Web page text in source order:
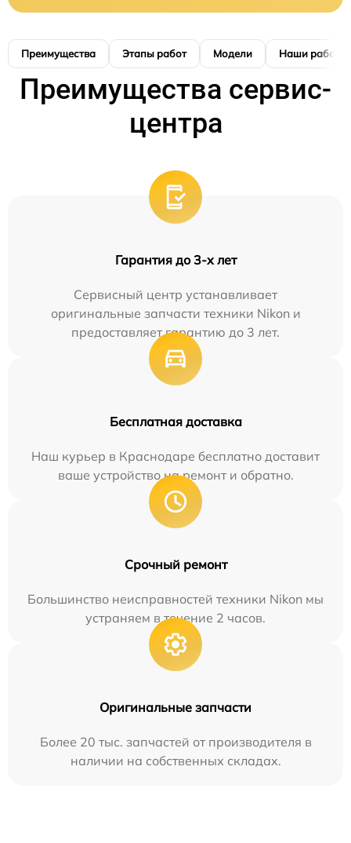
Преимущества Этапы работ Модели Наши работы
Преимущества сервис-
центра
Гарантия до 3-х лет
Сервисный центр устанавливает
оригинальные запчасти техники Nikon и
предоставляет гарантию до 3 лет.
Бесплатная доставка
Наш курьер в Краснодаре бесплатно доставит
ваше устройство на ремонт и обратно.
Срочный ремонт
Большинство неисправностей техники Nikon мы
устраняем в течение 2 часов.
Оригинальные запчасти
Более 20 тыс. запчастей от производителя в
наличии на собственных складах.